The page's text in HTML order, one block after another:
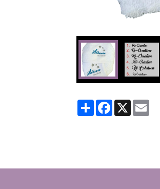
PartagerFacebook
X